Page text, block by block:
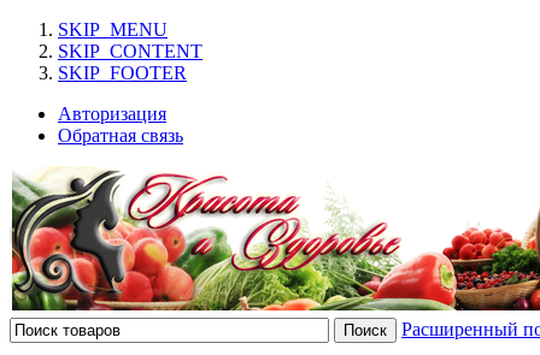
SKIP_MENU
SKIP_CONTENT
SKIP_FOOTER
Авторизация
Обратная связь
Расширенный